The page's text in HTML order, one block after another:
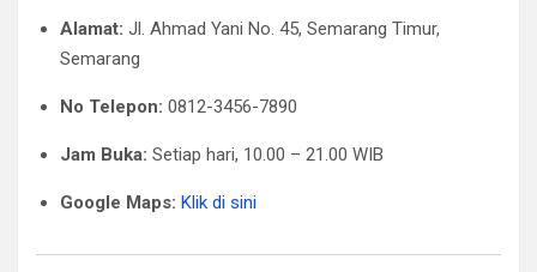
Alamat: Jl. Ahmad Yani No. 45, Semarang Timur,
Semarang
No Telepon: 0812-3456-7890
Jam Buka: Setiap hari, 10.00 – 21.00 WIB
Google Maps: Klik di sini